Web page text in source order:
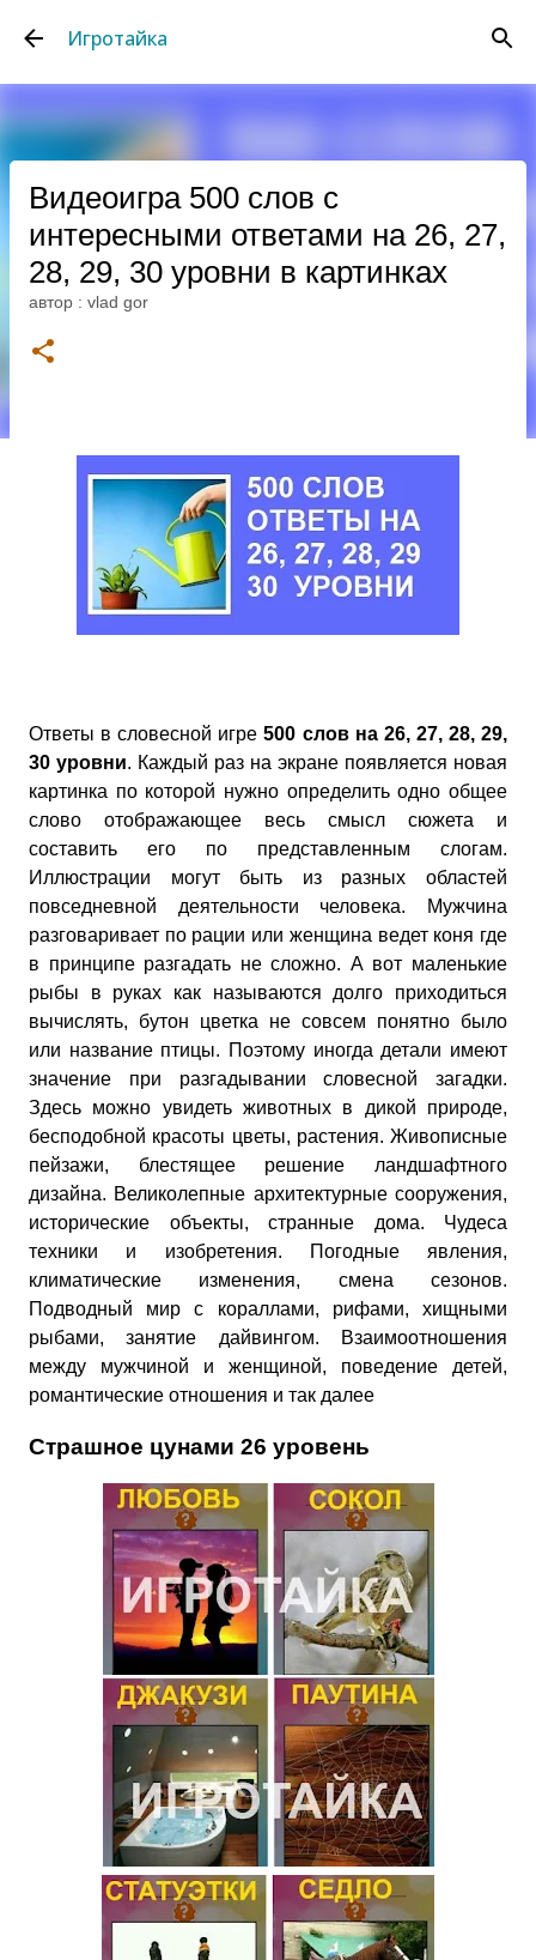
Игротайка
Видеоигра 500 слов с
интересными ответами на 26, 27,
28, 29, 30 уровни в картинках
автор : vlad gor
Ответы в словесной игре500 слов на 26, 27, 28, 29,
30 уровни. Каждый раз на экране появляется новая
картинка по которой нужно определить одно общее
слово отображающее весь смысл сюжета и
составить его по представленным слогам.
Иллюстрации могут быть из разных областей
повседневной деятельности человека. Мужчина
разговаривает по рации или женщина ведет коня где
в принципе разгадать не сложно. А вот маленькие
рыбы в руках как называются долго приходиться
вычислять, бутон цветка не совсем понятно было
или название птицы. Поэтому иногда детали имеют
значение при разгадывании словесной загадки.
Здесь можно увидеть животных в дикой природе,
бесподобной красоты цветы, растения. Живописные
пейзажи, блестящее решение ландшафтного
дизайна. Великолепные архитектурные сооружения,
исторические объекты, странные дома. Чудеса
техники и изобретения. Погодные явления,
климатические изменения, смена сезонов.
Подводный мир с кораллами, рифами, хищными
рыбами, занятие дайвингом. Взаимоотношения
между мужчиной и женщиной, поведение детей,
романтические отношения и так далее
Страшное цунами 26 уровень